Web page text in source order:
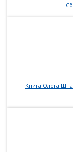
Книга Олега